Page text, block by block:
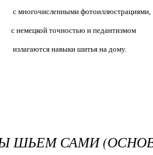
с многочисленными фотоиллюстрациями,
с немецкой точностью и педантизмом
излагаются навыки шитья на дому.
ШЬЕМ САМИ